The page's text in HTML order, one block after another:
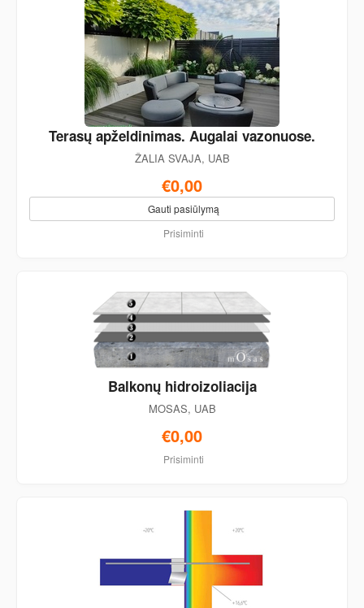
Terasų apželdinimas. Augalai vazonuose.
ŽALIA SVAJA, UAB
€0,00
Gauti pasiūlymą
Prisiminti
Balkonų hidroizoliacija
MOSAS, UAB
€0,00
Prisiminti